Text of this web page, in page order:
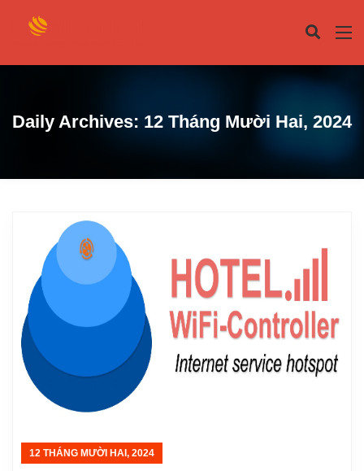
Daily Archives: 12 Tháng Mười Hai, 2024
12 THÁNG MƯỜI HAI, 2024